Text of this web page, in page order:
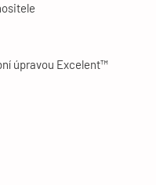
úpravou Excelent™